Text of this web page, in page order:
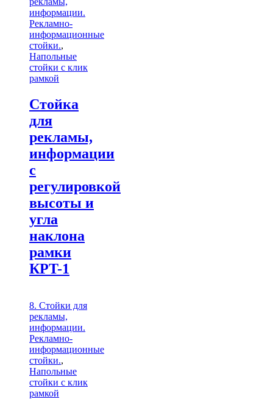
информации.
Рекламно-
информационные
стойки.,
Напольные
стойки с клик
рамкой
Стойка
для
рекламы,
информации
с
регулировкой
высоты и
угла
наклона
рамки
КРT-1
8. Стойки для
рекламы,
информации.
Рекламно-
информационные
стойки.,
Напольные
стойки с клик
рамкой